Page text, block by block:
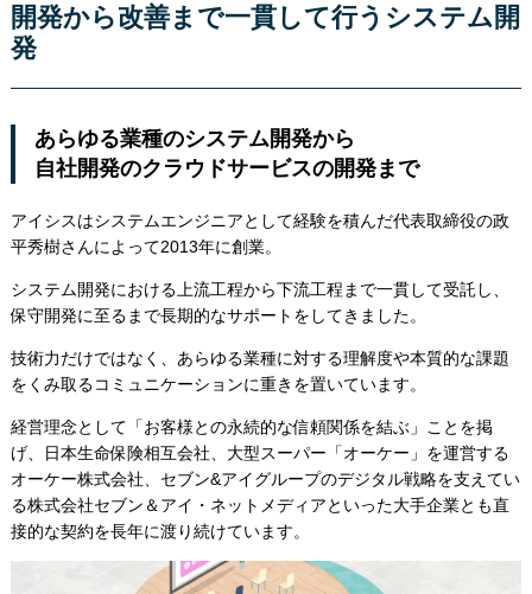
開発から改善まで一貫して行うシステム開
発
あらゆる業種のシステム開発から
自社開発のクラウドサービスの開発まで
アイシスはシステムエンジニアとして経験を積んだ代表取締役の政
平秀樹さんによって2013年に創業。
システム開発における上流工程から下流工程まで一貫して受託し、
保守開発に至るまで長期的なサポートをしてきました。
技術力だけではなく、あらゆる業種に対する理解度や本質的な課題
をくみ取るコミュニケーションに重きを置いています。
経営理念として「お客様との永続的な信頼関係を結ぶ」ことを掲
げ、日本生命保険相互会社、大型スーパー「オーケー」を運営する
オーケー株式会社、セブン&アイグループのデジタル戦略を支えてい
る株式会社セブン＆アイ・ネットメディアといった大手企業とも直
接的な契約を長年に渡り続けています。